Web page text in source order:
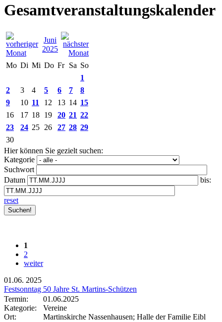
Gesamtveranstaltungskalender
Juni
2025
Mo Di Mi Do Fr Sa So
1
2
3 4 5 6 7
8
9
10 11 12 13 14 15
16
17 18 19 20 21 22
23
24 25 26 27 28 29
30
Hier können Sie gezielt suchen:
Kategorie
Suchwort
Datum
bis:
reset
1
2
weiter
01.06. 2025
Festsonntag 50 Jahre St. Martins-Schützen
Termin:
01.06.2025
Kategorie:
Vereine
Ort:
Martinskirche Nassenhausen; Halle der Familie Eibl